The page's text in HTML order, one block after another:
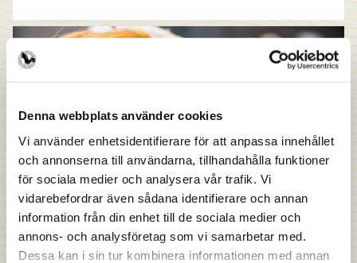
Denna webbplats använder cookies
Vi använder enhetsidentifierare för att anpassa innehållet
och annonserna till användarna, tillhandahålla funktioner
för sociala medier och analysera vår trafik. Vi
vidarebefordrar även sådana identifierare och annan
information från din enhet till de sociala medier och
annons- och analysföretag som vi samarbetar med.
Dessa kan i sin tur kombinera informationen med annan
ATT TÄNKA PÅ